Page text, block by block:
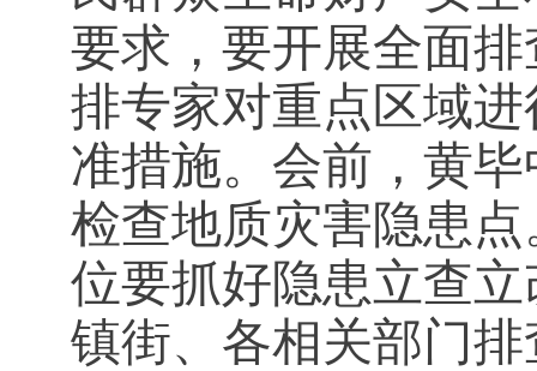
要求，要开展全面
排专家对重点区域
准措施。会前，黄
检查地质灾害隐患
位要抓好隐患立查
镇街、各相关部门